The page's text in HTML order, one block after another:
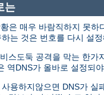
는
은 매우 바람직하지 못
는 것은 번호를 다시 설
스도둑 공격을 막는 한
역DNS가 올바로 설정되
용하지않으면 DNS가